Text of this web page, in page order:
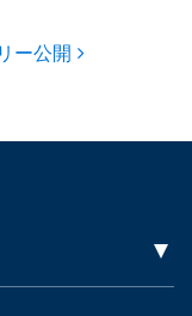
ー公開